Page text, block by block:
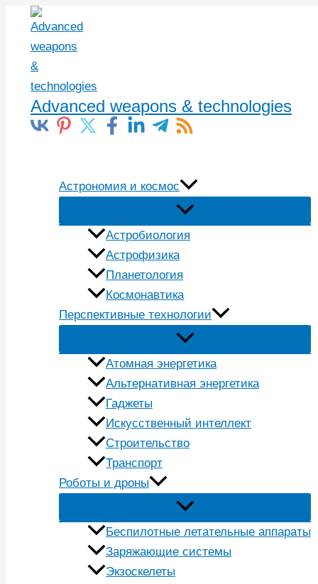
Перейти
содержимому
Advanced weapons & technologies
Астрономия и космос
Астробиология
Астрофизика
Планетология
Космонавтика
Перспективные технологии
Атомная энергетика
Альтернативная энергетика
Гаджеты
Искусственный интеллект
Строительство
Транспорт
Роботы и дроны
Беспилотные летательные аппараты
Заряжающие системы
Экзоскелеты